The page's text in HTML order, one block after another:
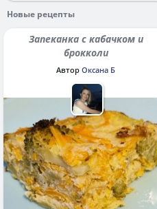
Новые рецепты
Запеканка с кабачком и
брокколи
Автор Оксана Б